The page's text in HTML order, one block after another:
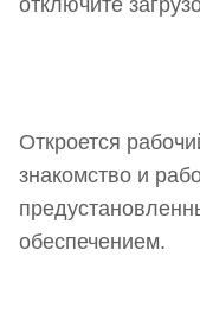
Откроется
знакомство и
обеспечением.